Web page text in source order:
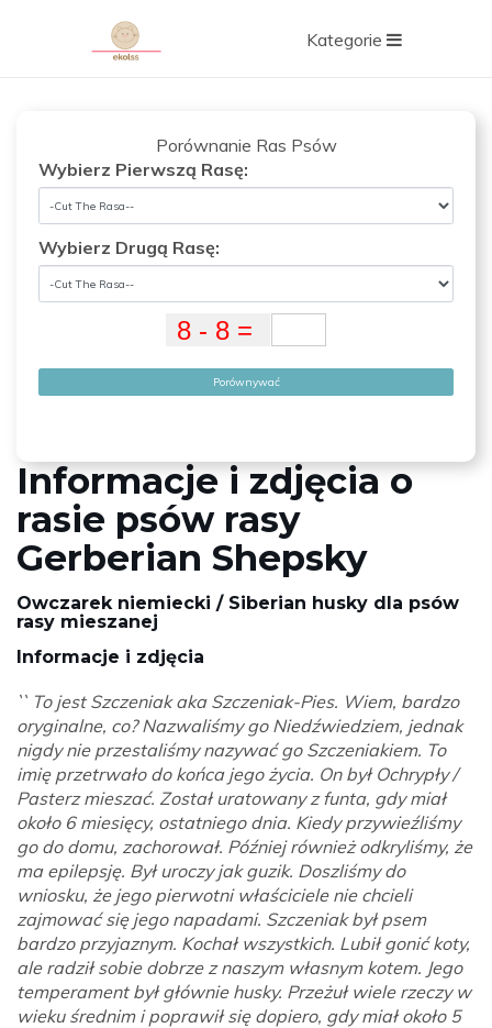
Kategorie
Porównanie Ras Psów
Wybierz Pierwszą Rasę:
Wybierz Drugą Rasę:
Porównywać
Informacje i zdjęcia o
rasie psów rasy
Gerberian Shepsky
Owczarek niemiecki / Siberian husky dla psów
rasy mieszanej
Informacje i zdjęcia
`` To jest Szczeniak aka Szczeniak-Pies. Wiem, bardzo
oryginalne, co? Nazwaliśmy go Niedźwiedziem, jednak
nigdy nie przestaliśmy nazywać go Szczeniakiem. To
imię przetrwało do końca jego życia. On był Ochrypły /
Pasterz mieszać. Został uratowany z funta, gdy miał
około 6 miesięcy, ostatniego dnia. Kiedy przywieźliśmy
go do domu, zachorował. Później również odkryliśmy, że
ma epilepsję. Był uroczy jak guzik. Doszliśmy do
wniosku, że jego pierwotni właściciele nie chcieli
zajmować się jego napadami. Szczeniak był psem
bardzo przyjaznym. Kochał wszystkich. Lubił gonić koty,
ale radził sobie dobrze z naszym własnym kotem. Jego
temperament był głównie husky. Przeżuł wiele rzeczy w
wieku średnim i poprawił się dopiero, gdy miał około 5